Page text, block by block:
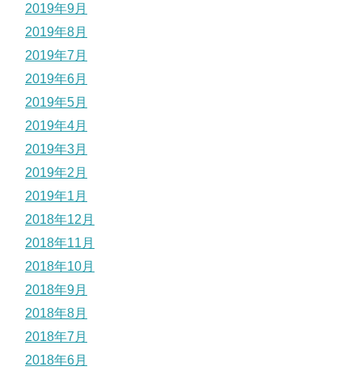
2019年9月
2019年8月
2019年7月
2019年6月
2019年5月
2019年4月
2019年3月
2019年2月
2019年1月
2018年12月
2018年11月
2018年10月
2018年9月
2018年8月
2018年7月
2018年6月